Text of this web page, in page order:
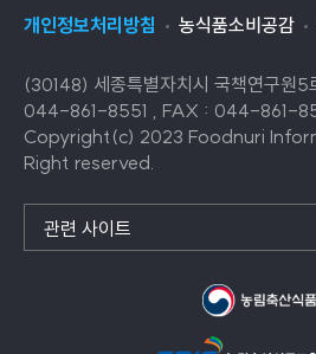
개인정보처리방침 농식품소비공감
(30148) 세종특별자치시 국책연구원5
044-861-8551 , FAX : 044-861-
Copyright(c) 2023 Foodnuri
Right reserved.
관련 사이트